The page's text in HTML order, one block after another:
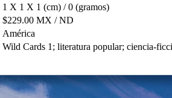
1 X 1 X 1 (cm) / 0 (gramos)
$229.00 MX / ND
América
Wild Cards 1; literatura popular; ciencia-